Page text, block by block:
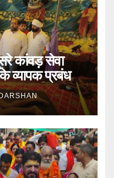
कांवड़ सेवा
व्यापक प्रबंध